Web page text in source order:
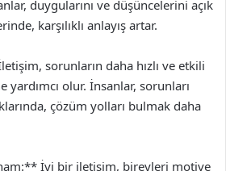
duygularını ve düşüncelerini açık
karşılıklı anlayış artar.
sorunların daha hızlı ve etkili
yardımcı olur. İnsanlar, sorunları
çözüm yolları bulmak daha
İyi bir iletişim, bireyleri motive